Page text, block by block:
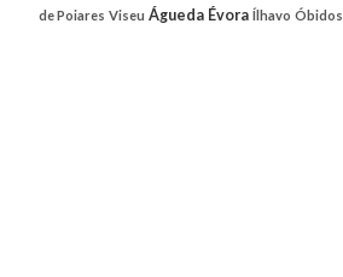
de Poiares Viseu Águeda Évora Ílhavo Óbidos